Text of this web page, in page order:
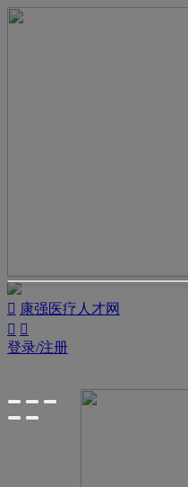
 康强医疗人才网
 
登录/注册